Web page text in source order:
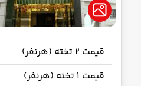
قیمت 2 تخته (هرنفر)
قیمت 1 تخته (هرنفر)